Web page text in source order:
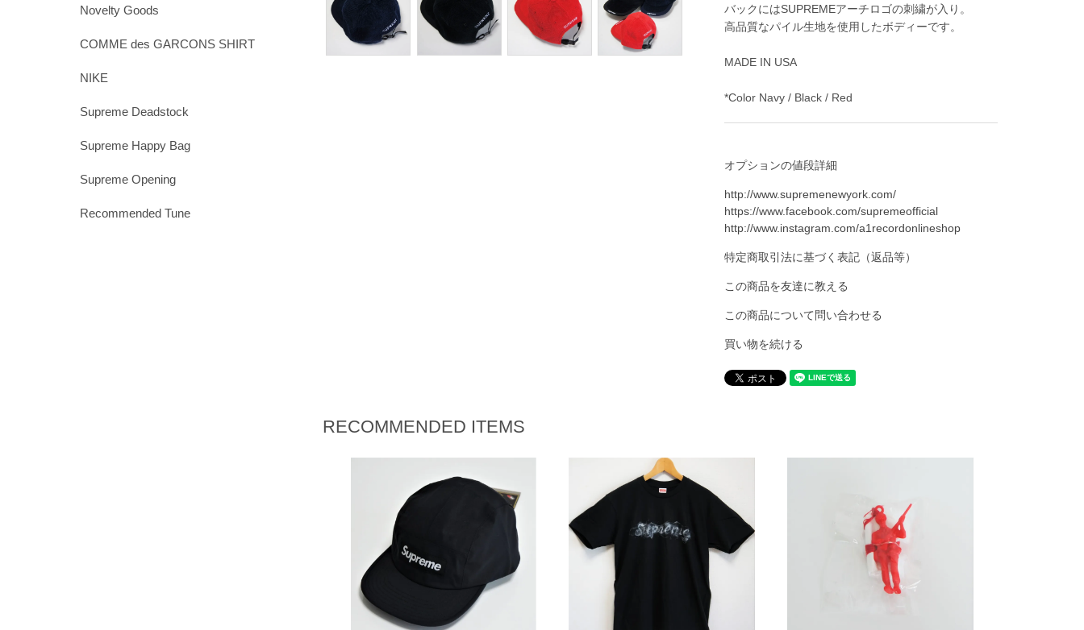
バックにはSUPREMEアーチロゴの刺繍が入り。
高品質なパイル生地を使用したボディーです。
MADE IN USA
*Color Navy / Black / Red
オプションの値段詳細
http://www.supremenewyork.com/
https://www.facebook.com/supremeofficial
http://www.instagram.com/a1recordonlineshop
特定商取引法に基づく表記（返品等）
この商品を友達に教える
この商品について問い合わせる
買い物を続ける
RECOMMENDED ITEMS
Novelty Goods
COMME des GARCONS SHIRT
NIKE
Supreme Deadstock
Supreme Happy Bag
Supreme Opening
Recommended Tune